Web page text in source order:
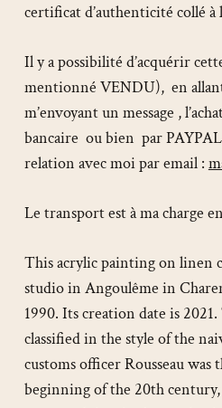
certificat d’authenticité collé à
Il y a possibilité d’acquérir
mentionné VENDU), en
m’envoyant un message ,
bancaire ou bien par
relation avec moi par email :
Le transport est à ma charge
This acrylic painting on linen
studio in Angoulême in
1990. Its creation date is
classified in the style of the
customs officer Rousseau was
beginning of the 20th